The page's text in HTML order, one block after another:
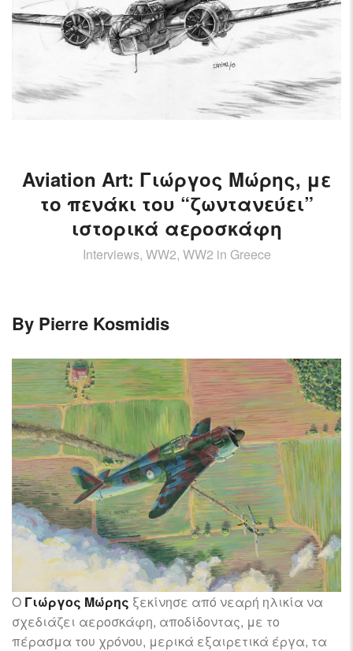
AIRCRAFT,
SUBMARINES
VEHICLES,
BATTLEFIELD
ARCHAEOLOGY,
HAND
ACCOUNTS
ENJOY!
Aviation Art: Γιώργος Μώρης, με
το πενάκι του “ζωντανεύει”
ιστορικά αεροσκάφη
Interviews, WW2, WW2 in Greece
By Pierre Kosmidis
Ο Γιώργος Μώρης ξεκίνησε από νεαρή ηλικία να
σχεδιάζει αεροσκάφη, αποδίδοντας, με το
πέρασμα του χρόνου, μερικά εξαιρετικά έργα, τα